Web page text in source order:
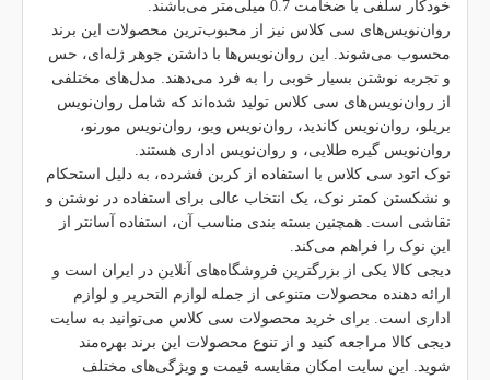
خودکار سلفی با ضخامت 0.7 میلی‌متر می‌باشند.
روان‌نویس‌های سی کلاس نیز از محبوب‌ترین محصولات این برند
محسوب می‌شوند. این روان‌نویس‌ها با داشتن جوهر ژله‌ای، حس
و تجربه نوشتن بسیار خوبی را به فرد می‌دهند. مدل‌های مختلفی
از روان‌نویس‌های سی کلاس تولید شده‌اند که شامل روان‌نویس
بریلو، روان‌نویس کاندید، روان‌نویس ویو، روان‌نویس مورنو،
روان‌نویس گیره طلایی، و روان‌نویس اداری هستند.
نوک اتود سی کلاس با استفاده از کربن فشرده، به دلیل استحکام
و نشکستن کمتر نوک، یک انتخاب عالی برای استفاده در نوشتن و
نقاشی است. همچنین بسته بندی مناسب آن، استفاده آسانتر از
این نوک را فراهم می‌کند.
دیجی کالا یکی از بزرگترین فروشگاه‌های آنلاین در ایران است و
ارائه دهنده محصولات متنوعی از جمله لوازم التحریر و لوازم
اداری است. برای خرید محصولات سی کلاس می‌توانید به سایت
دیجی کالا مراجعه کنید و از تنوع محصولات این برند بهره‌مند
شوید. این سایت امکان مقایسه قیمت و ویژگی‌های مختلف